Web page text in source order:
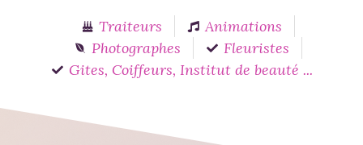
Traiteurs
Animations
Photographes
Fleuristes
Gites, Coiffeurs, Institut de beauté ...